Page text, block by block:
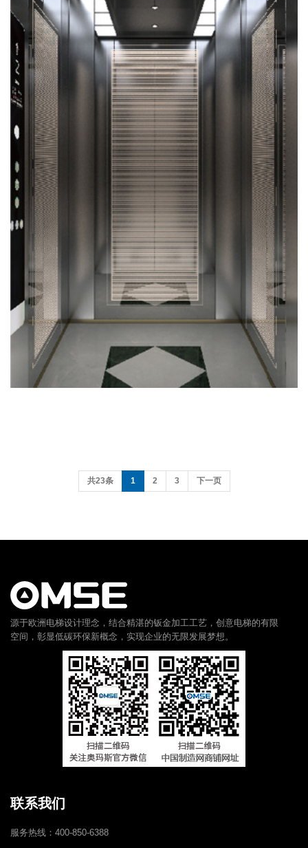
共23条 1 2 3 下一页
源于欧洲电梯设计理念，结合精湛的钣金加工工艺，创意电梯的有限
空间，彰显低碳环保新概念，实现企业的无限发展梦想。
联系我们
服务热线：400-850-6388